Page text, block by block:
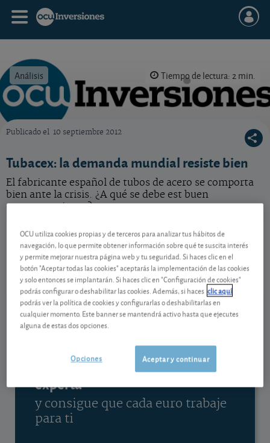
Análisis Tiempo de lectura: 2 min.
Publicado el 10 septiembre 2012
Tubacex: la demanda mundial resiste bien
El fabricante español de tubos de acero se comporta
bien ante la crisis. ¿A qué se debe est buen
comportamiento?
Tubacex
ES0132945017
06/08/2026 Madrid
3,04 EUR
-0,005 EUR (-0,16 %)
Ver detalladamente
Contenido reservado a SOCIOS
Gestiona tu dinero con visión
experta
y consigue que cada euro trabaje
para ti
OCU utiliza cookies propias y de terceros para analizar tus hábitos de
navegación, lo que permite obtener información sobre qué te suscita interés
y permite mejorar nuestra página web y tu seguridad. Si haces clic en el
botón "Aceptar todas las cookies" aceptarás la implementación de las cookies
y solo entonces se implantarán. Si haces clic en "Configuración de cookies"
podrás configurar o deshabilitar las cookies. Además, si haces clic aquí
podrás ver la política de cookies y configurarlas o deshabilitarlas en
cualquier momento. Este banner se mantendrá activo hasta que ejecutes
alguna de estas dos opciones.
Aceptar y continuar
Opciones